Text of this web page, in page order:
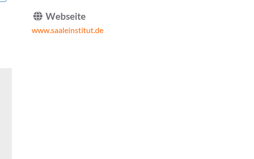
Webseite
www.saaleinstitut.de